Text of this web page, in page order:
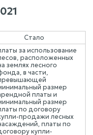
Стало
за использование
расположенных
землях лесного
в части,
размер
платы и
размер
по договору
продажи лесных
платы по
купли-